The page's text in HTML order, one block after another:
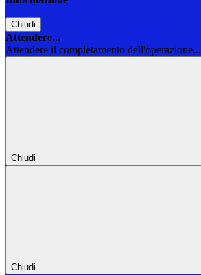
Chiudi
Attendere...
Attendere il completamento dell'operazione...
Chiudi
Chiudi